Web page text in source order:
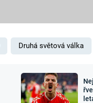
MARS
Záhady a
Druhá světová válka